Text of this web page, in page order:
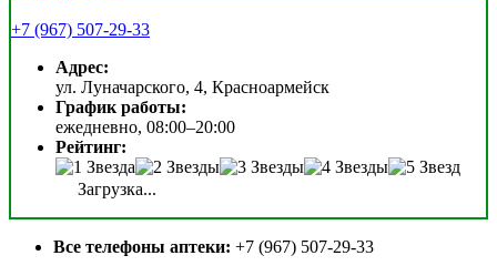
+7 (967) 507-29-33
Адрес:
ул. Луначарского, 4, Красноармейск
График работы:
ежедневно, 08:00–20:00
Рейтинг:
Загрузка...
Все телефоны аптеки: +7 (967) 507-29-33